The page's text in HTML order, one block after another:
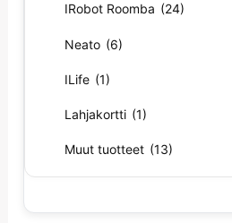
IRobot Roomba (24)
Neato (6)
ILife (1)
Lahjakortti (1)
Muut tuotteet (13)